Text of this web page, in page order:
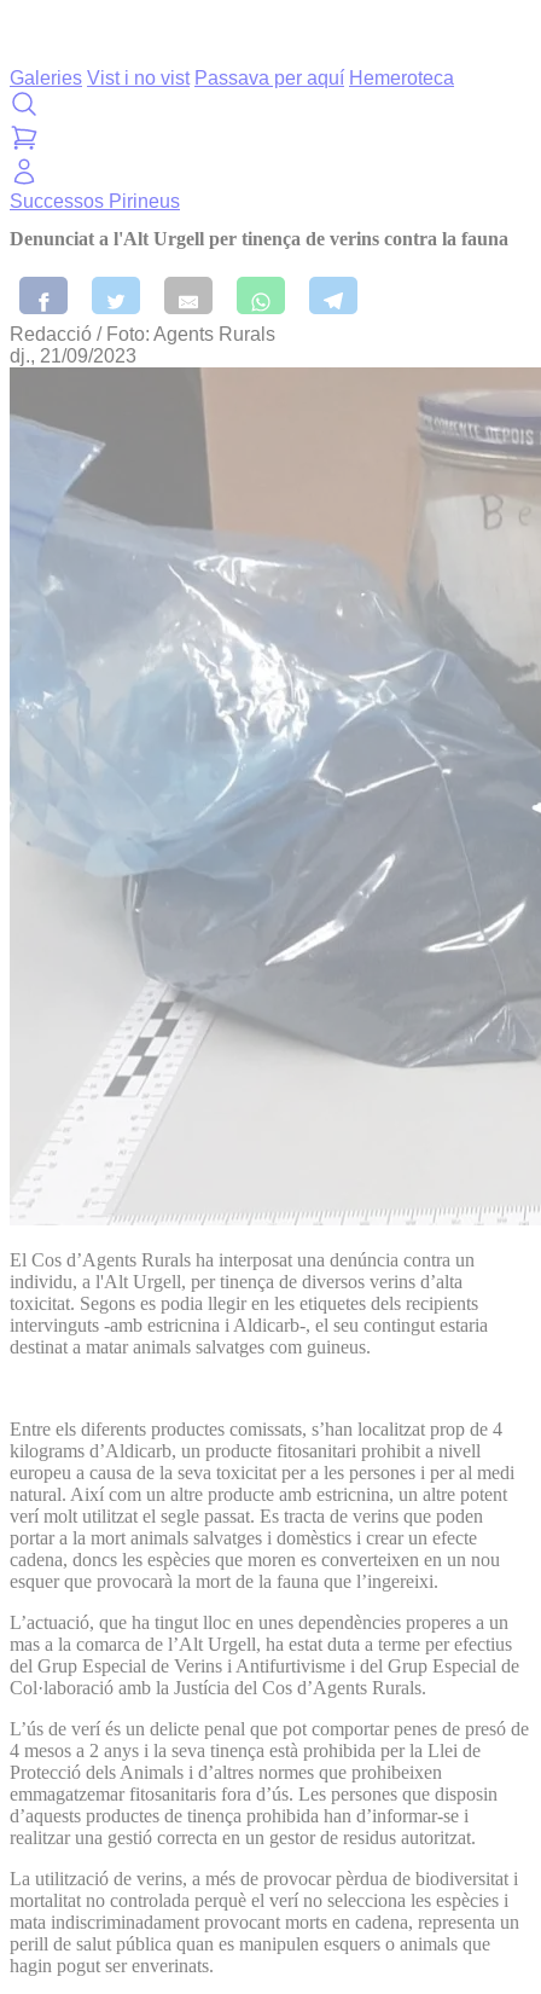
Galeries Vist i no vist Passava per aquí Hemeroteca
Successos Pirineus
Denunciat a l'Alt Urgell per tinença de verins contra la fauna
Redacció / Foto: Agents Rurals
dj., 21/09/2023
El Cos d’Agents Rurals ha interposat una denúncia contra un
individu, a l'Alt Urgell, per tinença de diversos verins d’alta
toxicitat. Segons es podia llegir en les etiquetes dels recipients
intervinguts -amb estricnina i Aldicarb-, el seu contingut estaria
destinat a matar animals salvatges com guineus.
Entre els diferents productes comissats, s’han localitzat prop de 4
kilograms d’Aldicarb, un producte fitosanitari prohibit a nivell
europeu a causa de la seva toxicitat per a les persones i per al medi
natural. Així com un altre producte amb estricnina, un altre potent
verí molt utilitzat el segle passat. Es tracta de verins que poden
portar a la mort animals salvatges i domèstics i crear un efecte
cadena, doncs les espècies que moren es converteixen en un nou
esquer que provocarà la mort de la fauna que l’ingereixi.
L’actuació, que ha tingut lloc en unes dependències properes a un
mas a la comarca de l’Alt Urgell, ha estat duta a terme per efectius
del Grup Especial de Verins i Antifurtivisme i del Grup Especial de
Col·laboració amb la Justícia del Cos d’Agents Rurals.
L’ús de verí és un delicte penal que pot comportar penes de presó de
4 mesos a 2 anys i la seva tinença està prohibida per la Llei de
Protecció dels Animals i d’altres normes que prohibeixen
emmagatzemar fitosanitaris fora d’ús. Les persones que disposin
d’aquests productes de tinença prohibida han d’informar-se i
realitzar una gestió correcta en un gestor de residus autoritzat.
La utilització de verins, a més de provocar pèrdua de biodiversitat i
mortalitat no controlada perquè el verí no selecciona les espècies i
mata indiscriminadament provocant morts en cadena, representa un
perill de salut pública quan es manipulen esquers o animals que
hagin pogut ser enverinats.